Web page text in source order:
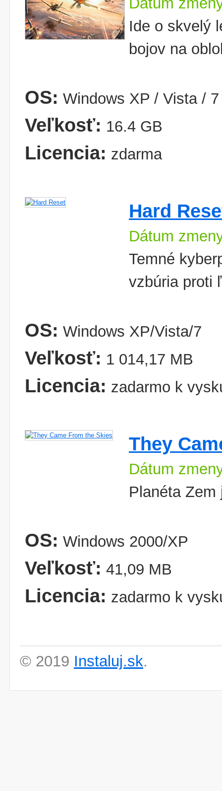
Ide o skvelý
bojov na
OS: Windows XP / Vista /
Veľkosť: 16.4 GB
Licencia: zdarma
Hard
Dátum
Temné
vzbúria proti
OS: Windows XP/Vista/7
Veľkosť: 1 014,17 MB
Licencia: zadarmo k
They
Dátum
Planéta Zem
OS: Windows 2000/XP
Veľkosť: 41,09 MB
Licencia: zadarmo k
© 2019 Instaluj.sk.